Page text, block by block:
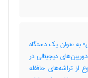
به عنوان یک دستگاه
دیجیتالی در
تراشه‌های حافظه